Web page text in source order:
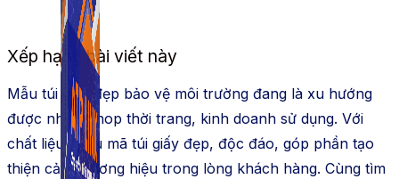
Xếp hạng bài viết này
Mẫu túi giấy đẹp bảo vệ môi trường đang là xu hướng
được nhiều shop thời trang, kinh doanh sử dụng. Với
chất liệu, mẫu mã túi giấy đẹp, độc đáo, góp phần tạo
thiện cảm thương hiệu trong lòng khách hàng. Cùng tìm